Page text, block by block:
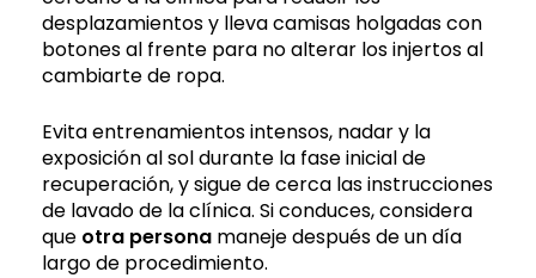
desplazamientos y lleva camisas holgadas con
botones al frente para no alterar los injertos al
cambiarte de ropa.
Evita entrenamientos intensos, nadar y la
exposición al sol durante la fase inicial de
recuperación, y sigue de cerca las instrucciones
de lavado de la clínica. Si conduces, considera
que otra persona maneje después de un día
largo de procedimiento.